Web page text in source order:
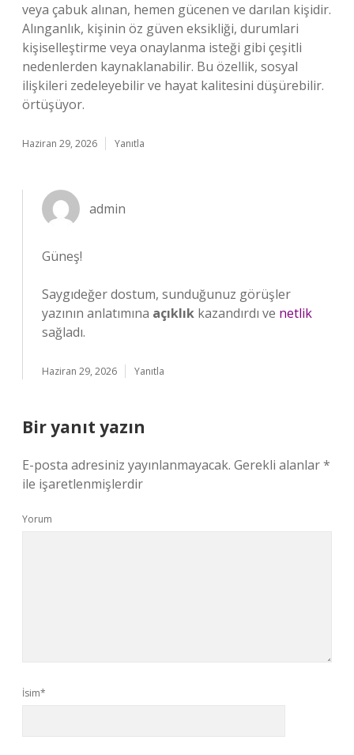
veya çabuk alınan, hemen gücenen ve darılan kişidir.
Alınganlık, kişinin öz güven eksikliği, durumlari
kişiselleştirme veya onaylanma isteği gibi çeşitli
nedenlerden kaynaklanabilir. Bu özellik, sosyal
ilişkileri zedeleyebilir ve hayat kalitesini düşürebilir.
örtüşüyor.
Haziran 29, 2026 Yanıtla
admin
Güneş!
Saygıdeğer dostum, sunduğunuz görüşler
yazının anlatımına açıklık kazandırdı ve netlik
sağladı.
Haziran 29, 2026 Yanıtla
Bir yanıt yazın
E-posta adresiniz yayınlanmayacak. Gerekli alanlar*
ile işaretlenmişlerdir
Yorum
İsim*